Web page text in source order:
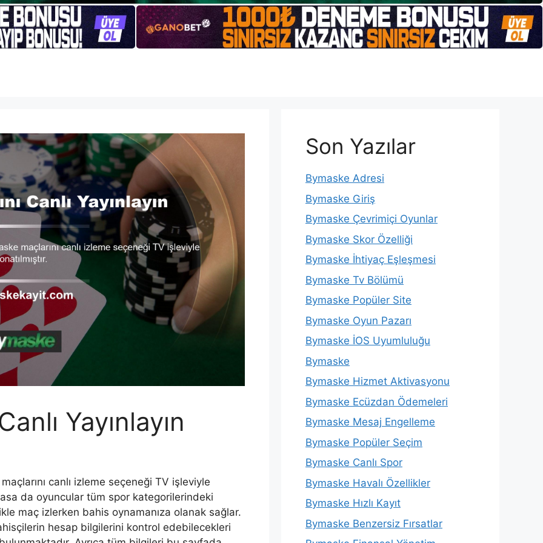
Yayınlayın
canlı izleme seçeneği TV işleviyle
da oyuncular tüm spor kategorilerindeki
maç izlerken bahis oynamanıza olanak sağlar.
hesap bilgilerini kontrol edebilecekleri
Son Yazılar
Bymaske Adresi
Bymaske Giriş
Bymaske Çevrimiçi Oyunlar
Bymaske Skor Özelliği
Bymaske İhtiyaç Eşleşmesi
Bymaske Tv Bölümü
Bymaske Popüler Site
Bymaske Oyun Pazarı
Bymaske İOS Uyumluluğu
Bymaske
Bymaske Hizmet Aktivasyonu
Bymaske Ecüzdan Ödemeleri
Bymaske Mesaj Engelleme
Bymaske Popüler Seçim
Bymaske Canlı Spor
Bymaske Havalı Özellikler
Bymaske Hızlı Kayıt
Bymaske Benzersiz Fırsatlar